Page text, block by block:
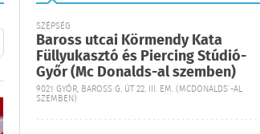
SZÉPSÉG
Baross utcai Körmendy Kata
Füllyukasztó és Piercing Stúdió-
Győr (Mc Donalds-al szemben)
9021 GYŐR, BAROSS G. ÚT 22. III. EM. (MCDONALDS´-AL
SZEMBEN)